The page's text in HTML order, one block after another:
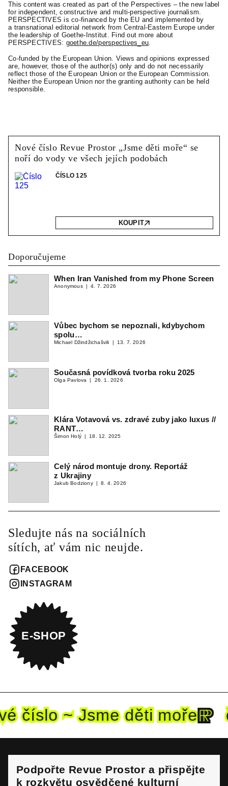
This content was created as part of the Perspectives – the new label
for independent, constructive and multi-perspective journalism.
PERSPECTIVES is co-financed by the EU and implemented by
a transnational editorial network from Central-Eastern Europe under
the leadership of Goethe-Institut. Find out more about
PERSPECTIVES: goethe.de/perspectives_eu.
Co-funded by the European Union. Views and opinions expressed
are, however, those of the author(s) only and do not necessarily
reflect those of the European Union or the European Commission.
Neither the European Union nor the granting authority can be held
responsible.
Nové číslo Revue Prostor „Jsme děti moře“ se
noří do vody ve všech jejích podobách
ČÍSLO 125
KOUPIT
Doporučujeme
When Iran Vanished from my Phone Screen
Anonymous 4. 7. 2026
Vůbec bychom se nepoznali, kdybychom
spolu…
Michael Džindžichašvili 13. 7. 2026
Současná povídková tvorba roku 2025
Olga Pavlova 26. 1. 2026
Klára Votavová vs. zdravé zuby jako luxus //
RANT…
Šimon Holý 18. 12. 2025
Celý národ montuje drony. Reportáž
z Ukrajiny
Jakub Bodziony 8. 4. 2026
Sledujte nás na sociálních
sítích, ať vám nic neujde.
FACEBOOK
INSTAGRAM
E-SHOP
číslo ~ Jsme děti moře
Podpořte Revue Prostor a přispějte
k rozkvětu osvědčené kulturní